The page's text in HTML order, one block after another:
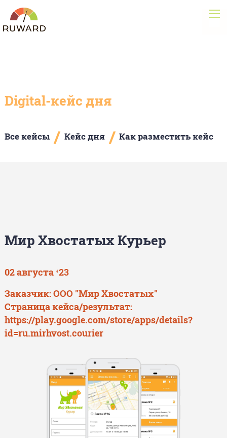
Digital-кейс дня
Все кейсы / Кейс дня / Как разместить кейс
Мир Хвостатых Курьер
02 августа ‘23
Заказчик: ООО "Мир Хвостатых"
Страница кейса/результат:
https://play.google.com/store/apps/details?
id=ru.mirhvost.courier